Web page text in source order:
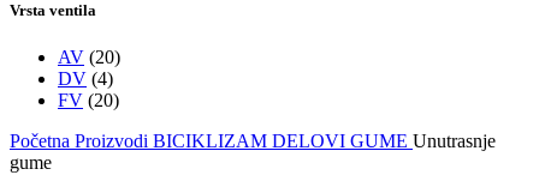
Vrsta ventila
AV (20)
DV (4)
FV (20)
Početna Proizvodi BICIKLIZAM DELOVI GUME Unutrasnje
gume